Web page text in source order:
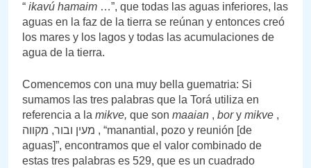
“ ikavú hamaim …”, que todas las aguas inferiores, las
aguas en la faz de la tierra se reúnan y entonces creó
los mares y los lagos y todas las acumulaciones de
agua de la tierra.
Comencemos con una muy bella guematria: Si
sumamos las tres palabras que la Torá utiliza en
referencia a la mikve, que son maaian , bory mikve ,
מעין ובור, מקווה , “manantial, pozo y reunión [de
aguas]”, encontramos que el valor combinado de
estas tres palabras es 529, que es un cuadrado